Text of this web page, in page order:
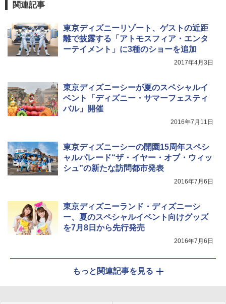
関連記事
東京ディズニーリゾート、ゲストの近距
離で披露する「アトモスフィア・エンタ
ーテイメント」に3種のショーを追加
2017年4月3日
東京ディズニーシーが夏のスペシャルイ
ベント「ディズニー・サマーフェスティ
バル」開催
2016年7月11日
東京ディズニーシーの開園15周年スペシ
ャルパレード“ザ・イヤー・オブ・ウィッ
シュ”の新たな訪問都市発表
2016年7月6日
東京ディズニーランド・ディズニーシ
ー、夏のスペシャルイベント向けグッズ
を7月8日から先行発売
2016年7月6日
もっと関連記事を見る